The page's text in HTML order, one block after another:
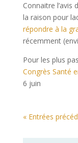
Connaitre l’avis
la raison pour
répondre à la
récemment
Pour les plus
Congrès Santé
6 juin
« Entrées